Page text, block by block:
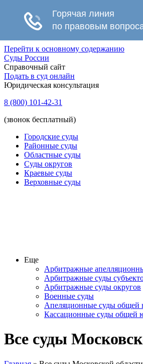
Перейти к основному содержанию
Суды России
Справочный сайт
Подать в суд онлайн
Юридическая консультация
8 (800) 101-42-31
(звонок бесплатный)
Городские суды
Районные суды
Областные суды
Суды округов
Краевые суды
Верховные суды
Еще
Арбитражные
Арбитражные суды
Арбитражные суды округов
Военные суды
Апеляционные суды общей
Кассационные суды общей
Все суды